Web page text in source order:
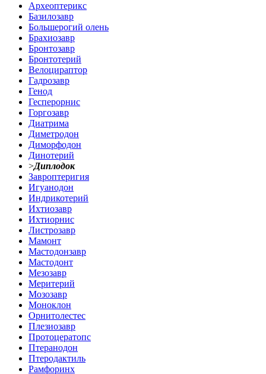
Археоптерикс
Базилозавр
Большерогий олень
Брахиозавр
Бронтозавр
Бронтотерий
Велоцираптор
Гадрозавр
Генод
Гесперорнис
Горгозавр
Диатрима
Диметродон
Диморфодон
Динотерий
>Диплодок
Завроптеригия
Игуанодон
Индрикотерий
Ихтиозавр
Ихтиорнис
Листрозавр
Мамонт
Мастодонзавр
Мастодонт
Мезозавр
Меритерий
Мозозавр
Моноклон
Орнитолестес
Плезиозавр
Протоцератопс
Птеранодон
Птеродактиль
Рамфоринх